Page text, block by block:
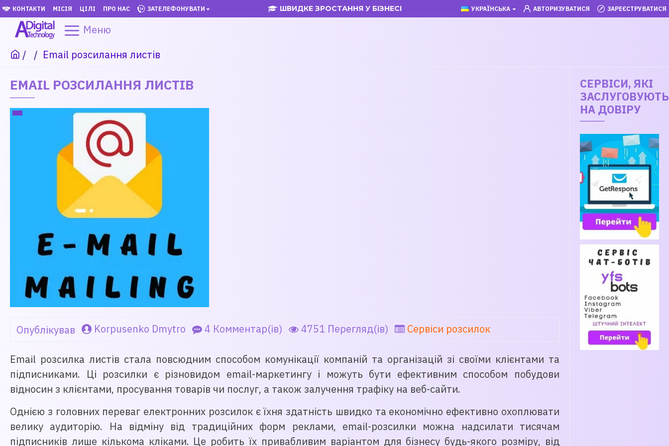
КОНТАКТИ МІСІЯ ЦІЛІ ПРО НАС ЗАТЕЛЕФОНУВАТИ ШВИДКЕ ЗРОСТАННЯ У БІЗНЕСІ УКРАЇНСЬКА АВТОРИЗУВАТИСЯ ЗАРЕЄСТРУВАТИСЯ
Меню
Email розсилання листів
EMAIL РОЗСИЛАННЯ ЛИСТІВ
Опублікував Korpusenko Dmytro 4 Комментар(ів) 4751 Перегляд(ів) Сервіси розсилок
Email розсилка листів стала повсюдним способом комунікації компаній та організацій зі своїми клієнтами та
підписниками. Ці розсилки є різновидом email-маркетингу і можуть бути ефективним способом побудови
відносин з клієнтами, просування товарів чи послуг, а також залучення трафіку на веб-сайти.
Однією з головних переваг електронних розсилок є їхня здатність швидко та економічно ефективно охоплювати
велику аудиторію. На відміну від традиційних форм реклами, email-розсилки можна надсилати тисячам
підписників лише кількома кліками. Це робить їх привабливим варіантом для бізнесу будь-якого розміру, від
СЕРВІСИ, ЯКІ
ЗАСЛУГОВУЮТЬ
НА ДОВІРУ